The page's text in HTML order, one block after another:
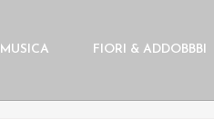
MUSICA FIORI & ADDOBBBI